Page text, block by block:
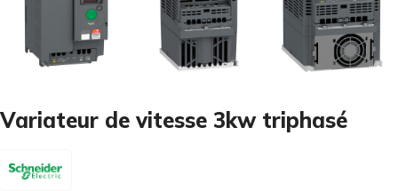
Variateur de vitesse 3kw triphasé